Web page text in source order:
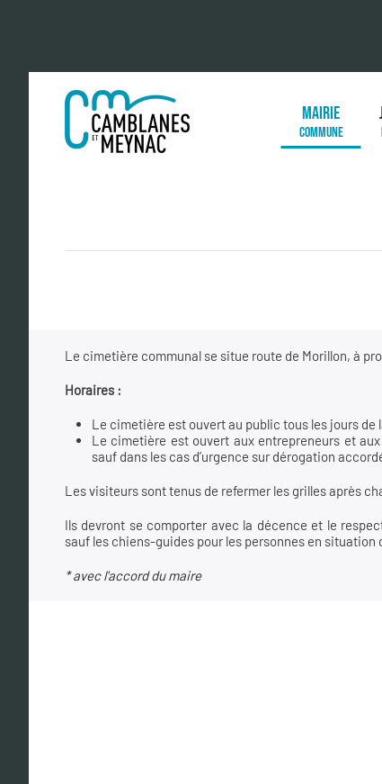
MAIRIE
COMMUNE
Le cimetière communal se situe route de Morillon, à
Horaires :
Le cimetière est ouvert au public tous les jours de
Le cimetière est ouvert aux entrepreneurs et
sauf dans les cas d’urgence sur dérogation
Les visiteurs sont tenus de refermer les grilles après
Ils devront se comporter avec la décence et le
sauf les chiens-guides pour les personnes en situation
* avec l'accord du maire